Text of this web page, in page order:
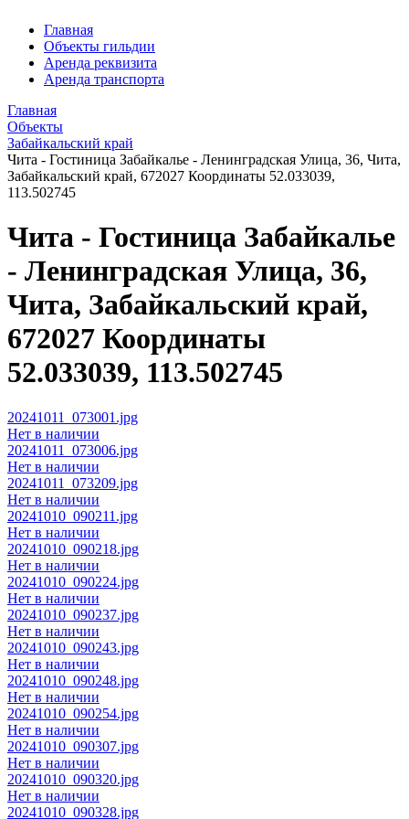
Главная
Объекты гильдии
Аренда реквизита
Аренда транспорта
Главная
Объекты
Забайкальский край
Чита - Гостиница Забайкалье - Ленинградская Улица, 36, Чита,
Забайкальский край, 672027 Координаты 52.033039,
113.502745
Чита - Гостиница Забайкалье
- Ленинградская Улица, 36,
Чита, Забайкальский край,
672027 Координаты
52.033039, 113.502745
20241011_073001.jpg
Нет в наличии
20241011_073006.jpg
Нет в наличии
20241011_073209.jpg
Нет в наличии
20241010_090211.jpg
Нет в наличии
20241010_090218.jpg
Нет в наличии
20241010_090224.jpg
Нет в наличии
20241010_090237.jpg
Нет в наличии
20241010_090243.jpg
Нет в наличии
20241010_090248.jpg
Нет в наличии
20241010_090254.jpg
Нет в наличии
20241010_090307.jpg
Нет в наличии
20241010_090320.jpg
Нет в наличии
20241010_090328.jpg